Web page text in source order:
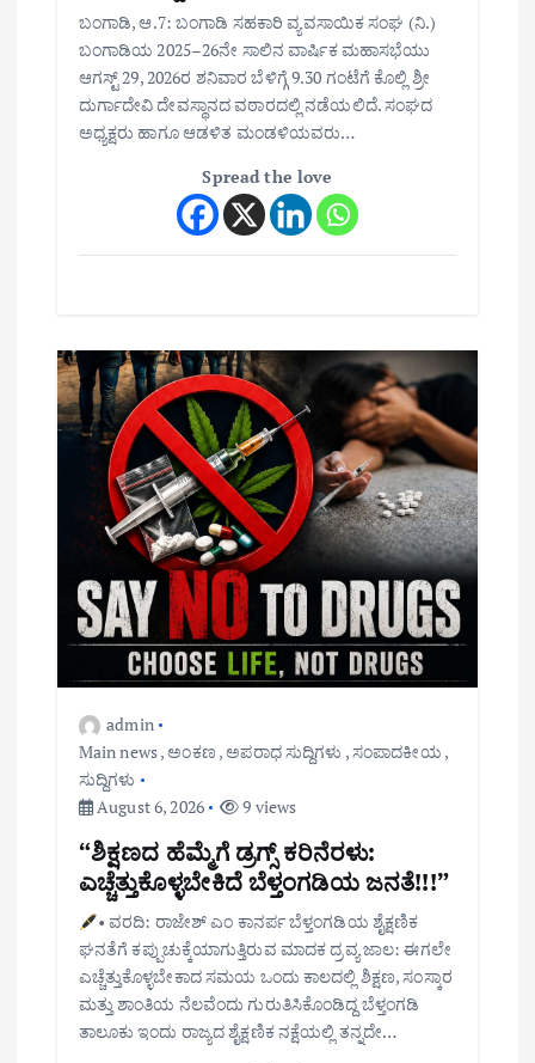
ಬಂಗಾಡಿ, ಆ.7: ಬಂಗಾಡಿ ಸಹಕಾರಿ ವ್ಯವಸಾಯಿಕ ಸಂಘ (ನಿ.)
ಬಂಗಾಡಿಯ 2025–26ನೇ ಸಾಲಿನ ವಾರ್ಷಿಕ ಮಹಾಸಭೆಯು
ಆಗಸ್ಟ್ 29, 2026ರ ಶನಿವಾರ ಬೆಳಿಗ್ಗೆ 9.30 ಗಂಟೆಗೆ ಕೊಲ್ಲಿ ಶ್ರೀ
ದುರ್ಗಾದೇವಿ ದೇವಸ್ಥಾನದ ವಠಾರದಲ್ಲಿ ನಡೆಯಲಿದೆ. ಸಂಘದ
ಅಧ್ಯಕ್ಷರು ಹಾಗೂ ಆಡಳಿತ ಮಂಡಳಿಯವರು…
Spread the love
admin
Main news,ಅಂಕಣ ,ಅಪರಾಧ ಸುದ್ದಿಗಳು ,ಸಂಪಾದಕೀಯ ,
ಸುದ್ದಿಗಳು
August 6, 2026
9 views
“ಶಿಕ್ಷಣದ ಹೆಮ್ಮೆಗೆ ಡ್ರಗ್ಸ್ ಕರಿನೆರಳು:
ಎಚ್ಚೆತ್ತುಕೊಳ್ಳಬೇಕಿದೆ ಬೆಳ್ತಂಗಡಿಯ ಜನತೆ!!!”
• ವರದಿ: ರಾಜೇಶ್ ಎಂ ಕಾನರ್ಪ ಬೆಳ್ತಂಗಡಿಯ ಶೈಕ್ಷಣಿಕ
ಘನತೆಗೆ ಕಪ್ಪುಚುಕ್ಕೆಯಾಗುತ್ತಿರುವ ಮಾದಕ ದ್ರವ್ಯ ಜಾಲ: ಈಗಲೇ
ಎಚ್ಚೆತ್ತುಕೊಳ್ಳಬೇಕಾದ ಸಮಯ ಒಂದು ಕಾಲದಲ್ಲಿ ಶಿಕ್ಷಣ, ಸಂಸ್ಕಾರ
ಮತ್ತು ಶಾಂತಿಯ ನೆಲವೆಂದು ಗುರುತಿಸಿಕೊಂಡಿದ್ದ ಬೆಳ್ತಂಗಡಿ
ತಾಲೂಕು ಇಂದು ರಾಜ್ಯದ ಶೈಕ್ಷಣಿಕ ನಕ್ಷೆಯಲ್ಲಿ ತನ್ನದೇ…